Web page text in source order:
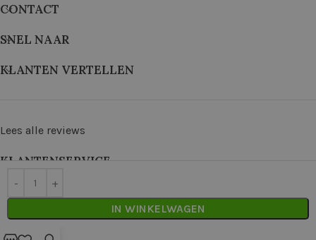
IN WINKELWAGEN
CONTACT
SNEL NAAR
KLANTEN VERTELLEN
Lees alle reviews
KLANTENSERVICE
2026